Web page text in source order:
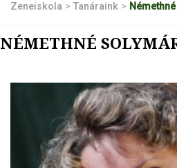
Zeneiskola > Tanáraink >
NÉMETHNÉ